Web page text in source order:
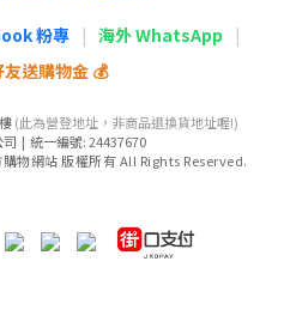
粉專 | 海外 WhatsApp
|
友送購物金 💰
(此為營登地址，非商品退換貨地址喔!)
| 統一編號: 24437670
物網站 版權所有 All Rights Reserved.